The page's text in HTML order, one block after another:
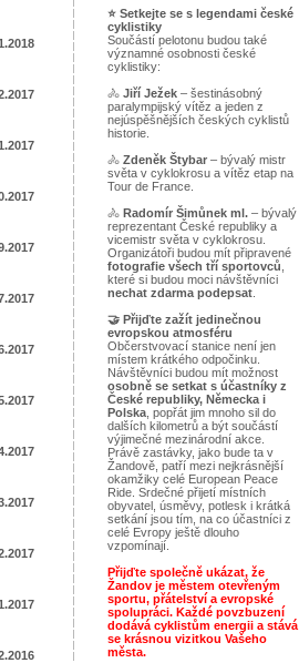
⭐Setkejte se s legendami české
cyklistiky
Součástí pelotonu budou také
významné osobnosti české
cyklistiky:
🚴 Jiří Ježek– šestinásobný
paralympijský vítěz a jeden z
nejúspěšnějších českých cyklistů
historie.
🚴 Zdeněk Štybar– bývalý mistr
světa v cyklokrosu a vítěz etap na
Tour de France.
🚴 Radomír Šimůnek ml.– bývalý
reprezentant České republiky a
vicemistr světa v cyklokrosu.
Organizátoři budou mít připravené
fotografie všech tří sportovců
které si budou moci návštěvníci
nechat zdarma podepsat.
🤝Přijďte zažít jedinečnou
evropskou atmosféru
Občerstvovací stanice není jen
místem krátkého odpočinku.
Návštěvníci budou mít možnost
osobně se setkat s účastníky z
České republiky, Německa i
Polska, popřát jim mnoho sil do
dalších kilometrů a být součástí
výjimečné mezinárodní akce.
Právě zastávky, jako bude ta v
Žandově, patří mezi nejkrásnější
okamžiky celé European Peace
Ride. Srdečné přijetí místních
obyvatel, úsměvy, potlesk i krátká
setkání jsou tím, na co účastníci z
celé Evropy ještě dlouho
vzpomínají.
Přijďte společně ukázat, že
Žandov je městem otevřeným
sportu, přátelství a evropské
spolupráci. Každé povzbuzení
dodává cyklistům energii a stává
se krásnou vizitkou Vašeho
města.